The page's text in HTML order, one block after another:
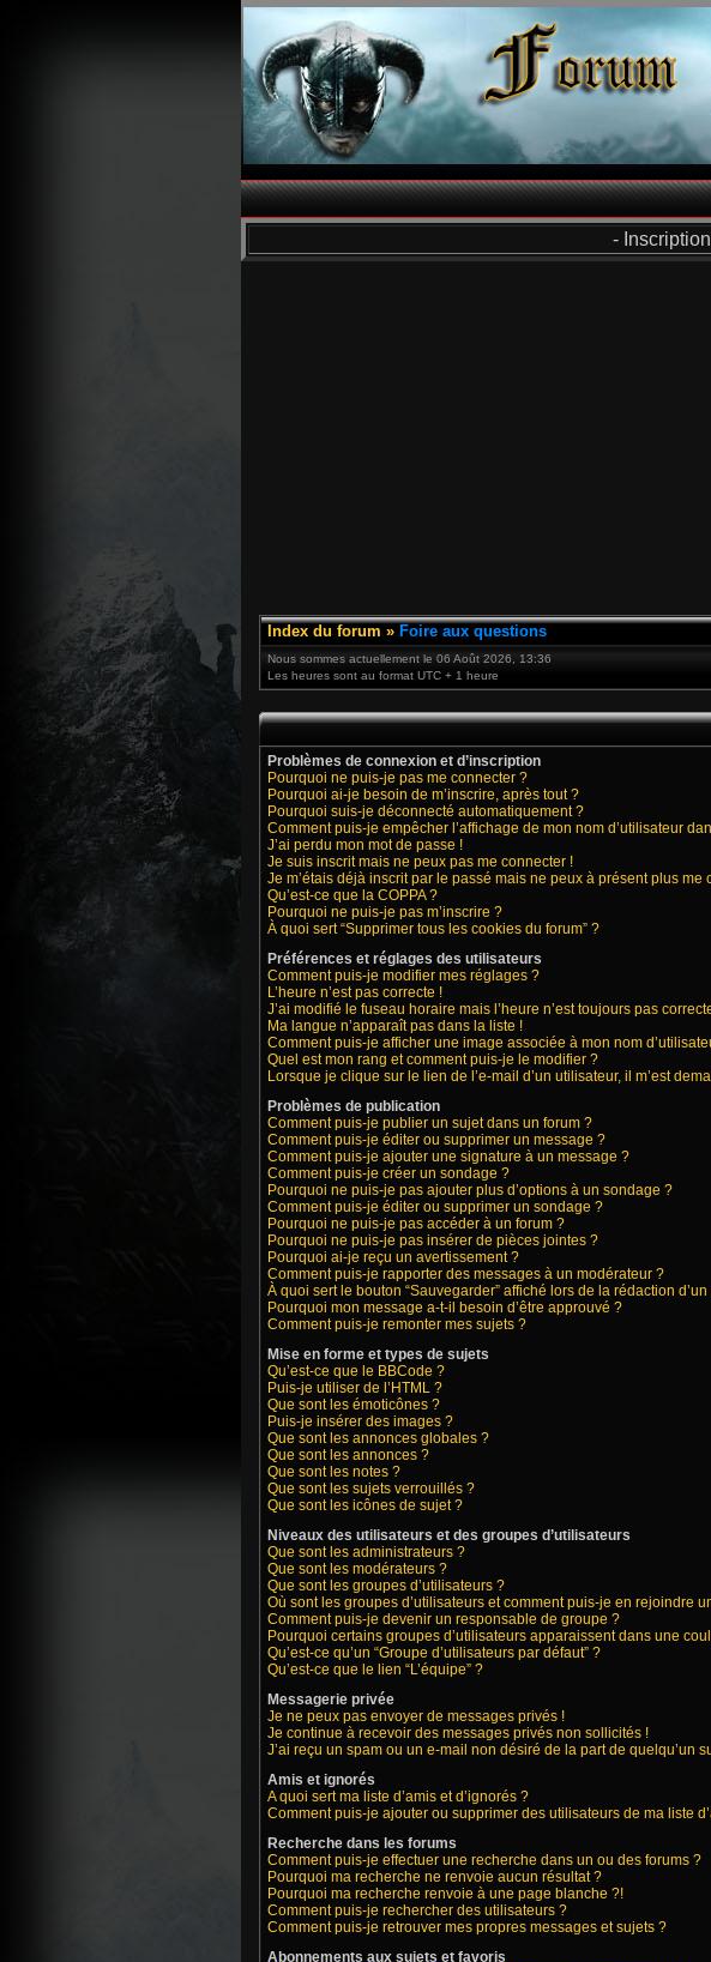
-
Index du forum » Foire aux questions
Nous sommes actuellement le 06 Août 2026, 13:36
Les heures sont au format UTC + 1 heure
Problèmes de connexion et d’inscription
Pourquoi ne puis-je pas me connecter ?
Pourquoi ai-je besoin de m’inscrire, après tout ?
Pourquoi suis-je déconnecté automatiquement ?
Comment puis-je empêcher l’affichage de mon nom d’utilisateur
J’ai perdu mon mot de passe !
Je suis inscrit mais ne peux pas me connecter !
Je m’étais déjà inscrit par le passé mais ne peux à présent plus me
Qu’est-ce que la COPPA ?
Pourquoi ne puis-je pas m’inscrire ?
À quoi sert “Supprimer tous les cookies du forum” ?
Préférences et réglages des utilisateurs
Comment puis-je modifier mes réglages ?
L’heure n’est pas correcte !
J’ai modifié le fuseau horaire mais l’heure n’est toujours pas
Ma langue n’apparaît pas dans la liste !
Comment puis-je afficher une image associée à mon nom
Quel est mon rang et comment puis-je le modifier ?
Lorsque je clique sur le lien de l’e-mail d’un utilisateur, il m’est
Problèmes de publication
Comment puis-je publier un sujet dans un forum ?
Comment puis-je éditer ou supprimer un message ?
Comment puis-je ajouter une signature à un message ?
Comment puis-je créer un sondage ?
Pourquoi ne puis-je pas ajouter plus d’options à un sondage ?
Comment puis-je éditer ou supprimer un sondage ?
Pourquoi ne puis-je pas accéder à un forum ?
Pourquoi ne puis-je pas insérer de pièces jointes ?
Pourquoi ai-je reçu un avertissement ?
Comment puis-je rapporter des messages à un modérateur ?
À quoi sert le bouton “Sauvegarder” affiché lors de la rédaction
Pourquoi mon message a-t-il besoin d’être approuvé ?
Comment puis-je remonter mes sujets ?
Mise en forme et types de sujets
Qu’est-ce que le BBCode ?
Puis-je utiliser de l’HTML ?
Que sont les émoticônes ?
Puis-je insérer des images ?
Que sont les annonces globales ?
Que sont les annonces ?
Que sont les notes ?
Que sont les sujets verrouillés ?
Que sont les icônes de sujet ?
Niveaux des utilisateurs et des groupes d’utilisateurs
Que sont les administrateurs ?
Que sont les modérateurs ?
Que sont les groupes d’utilisateurs ?
Où sont les groupes d’utilisateurs et comment puis-je en rejoindre
Comment puis-je devenir un responsable de groupe ?
Pourquoi certains groupes d’utilisateurs apparaissent dans une
Qu’est-ce qu’un “Groupe d’utilisateurs par défaut” ?
Qu’est-ce que le lien “L’équipe” ?
Messagerie privée
Je ne peux pas envoyer de messages privés !
Je continue à recevoir des messages privés non sollicités !
J’ai reçu un spam ou un e-mail non désiré de la part de quelqu’un
Amis et ignorés
A quoi sert ma liste d’amis et d’ignorés ?
Comment puis-je ajouter ou supprimer des utilisateurs de ma liste
Recherche dans les forums
Comment puis-je effectuer une recherche dans un ou des forums ?
Pourquoi ma recherche ne renvoie aucun résultat ?
Pourquoi ma recherche renvoie à une page blanche ?!
Comment puis-je rechercher des utilisateurs ?
Comment puis-je retrouver mes propres messages et sujets ?
Abonnements aux sujets et favoris